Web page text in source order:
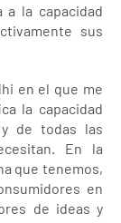
la capacidad
sus
en el que me
la capacidad
de todas las
En la
que tenemos,
en
de ideas y